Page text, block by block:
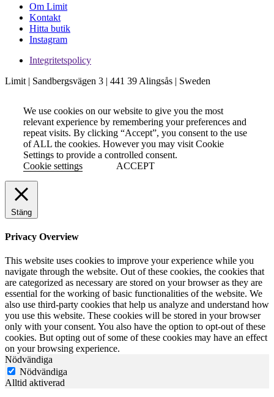
Om Limit
Kontakt
Hitta butik
Instagram
Integritetspolicy
Limit | Sandbergsvägen 3 | 441 39 Alingsås | Sweden
We use cookies on our website to give you the most
relevant experience by remembering your preferences and
repeat visits. By clicking “Accept”, you consent to the use
of ALL the cookies. However you may visit Cookie
Settings to provide a controlled consent.
Cookie settings
ACCEPT
Stäng
Privacy Overview
This website uses cookies to improve your experience while you
navigate through the website. Out of these cookies, the cookies that
are categorized as necessary are stored on your browser as they are
essential for the working of basic functionalities of the website. We
also use third-party cookies that help us analyze and understand how
you use this website. These cookies will be stored in your browser
only with your consent. You also have the option to opt-out of these
cookies. But opting out of some of these cookies may have an effect
on your browsing experience.
Nödvändiga
Nödvändiga
Alltid aktiverad